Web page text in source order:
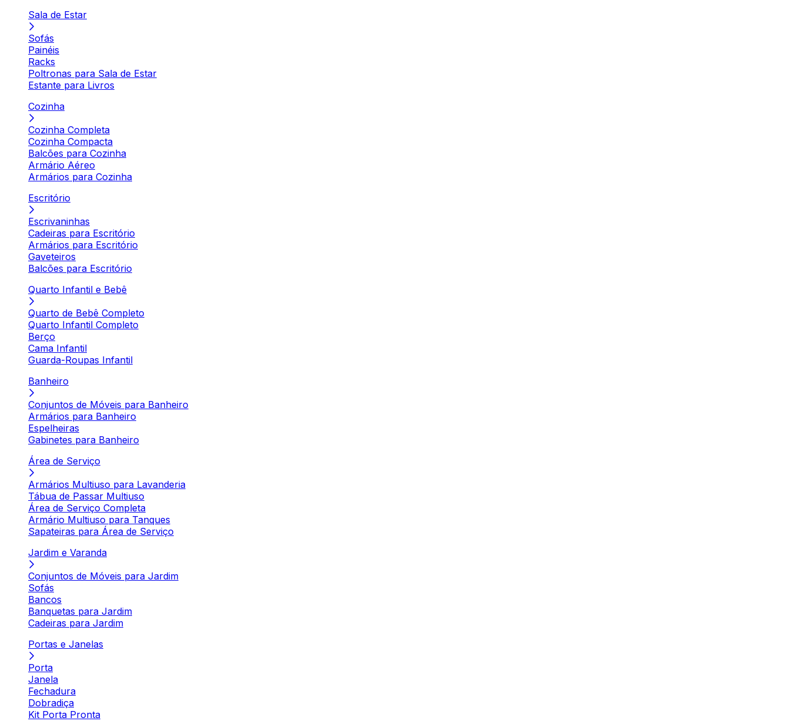
Sala de Estar
Sofás
Painéis
Racks
Poltronas para Sala de Estar
Estante para Livros
Cozinha
Cozinha Completa
Cozinha Compacta
Balcões para Cozinha
Armário Aéreo
Armários para Cozinha
Escritório
Escrivaninhas
Cadeiras para Escritório
Armários para Escritório
Gaveteiros
Balcões para Escritório
Quarto Infantil e Bebê
Quarto de Bebê Completo
Quarto Infantil Completo
Berço
Cama Infantil
Guarda-Roupas Infantil
Banheiro
Conjuntos de Móveis para Banheiro
Armários para Banheiro
Espelheiras
Gabinetes para Banheiro
Área de Serviço
Armários Multiuso para Lavanderia
Tábua de Passar Multiuso
Área de Serviço Completa
Armário Multiuso para Tanques
Sapateiras para Área de Serviço
Jardim e Varanda
Conjuntos de Móveis para Jardim
Sofás
Bancos
Banquetas para Jardim
Cadeiras para Jardim
Portas e Janelas
Porta
Janela
Fechadura
Dobradiça
Kit Porta Pronta